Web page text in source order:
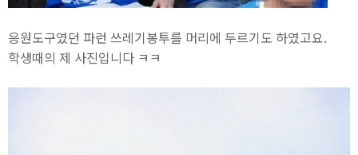
응원도구였던 파런 쓰레기봉투를 머리에 두르기도 하였고요.
학생때의 제 사진입니다 ㅋㅋ